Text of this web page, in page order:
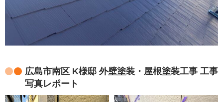
広島市南区 K様邸 外壁塗装・屋根塗装工事 工事
写真レポート